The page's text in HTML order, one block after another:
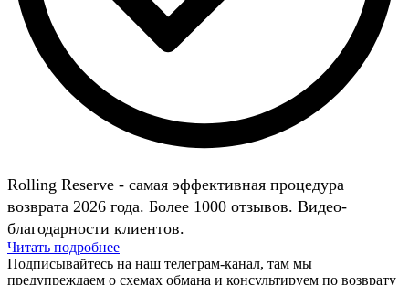
Rolling Reserve - самая эффективная процедура
возврата 2026 года. Более 1000 отзывов. Видео-
благодарности клиентов.
Читать подробнее
Подписывайтесь на наш телеграм-канал, там мы
предупреждаем о схемах обмана и консультируем по возврату